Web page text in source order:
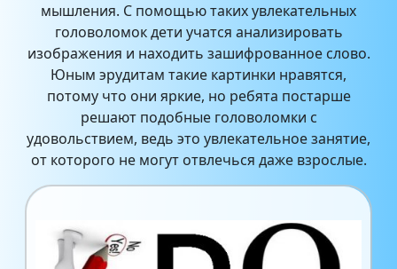
мышления. С помощью таких увлекательных
головоломок дети учатся анализировать
изображения и находить зашифрованное слово.
Юным эрудитам такие картинки нравятся,
потому что они яркие, но ребята постарше
решают подобные головоломки с
удовольствием, ведь это увлекательное занятие,
от которого не могут отвлечься даже взрослые.